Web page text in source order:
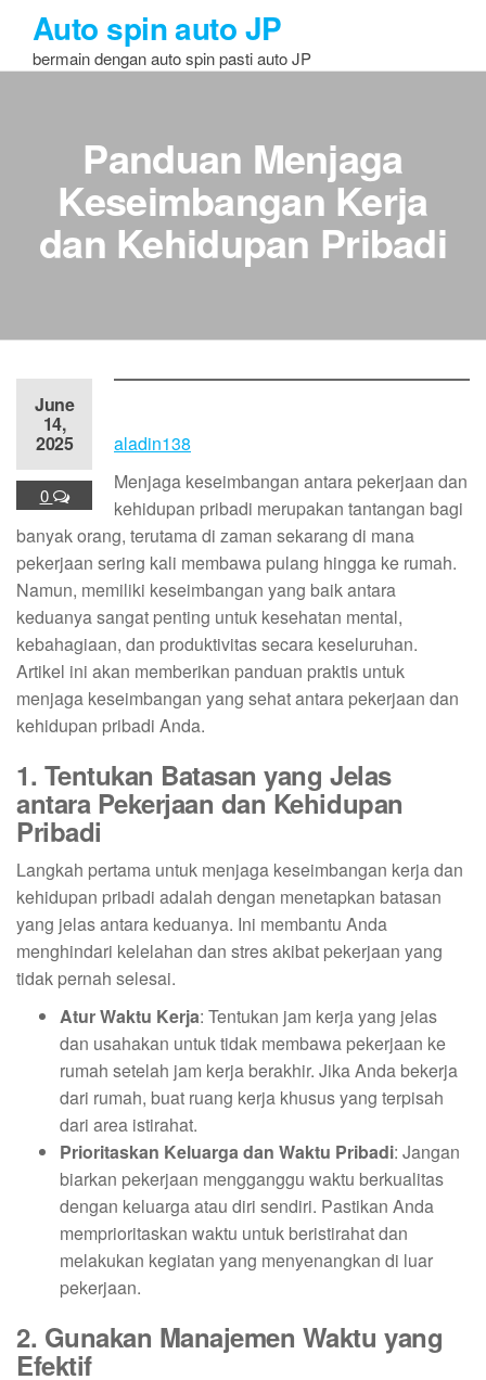
the
Auto spin auto JP
bermain dengan auto spin pasti auto JP
Panduan Menjaga
Keseimbangan Kerja
dan Kehidupan Pribadi
June
14,
2025
0
aladin138
Menjaga keseimbangan antara pekerjaan dan
kehidupan pribadi merupakan tantangan bagi
banyak orang, terutama di zaman sekarang di mana
pekerjaan sering kali membawa pulang hingga ke rumah.
Namun, memiliki keseimbangan yang baik antara
keduanya sangat penting untuk kesehatan mental,
kebahagiaan, dan produktivitas secara keseluruhan.
Artikel ini akan memberikan panduan praktis untuk
menjaga keseimbangan yang sehat antara pekerjaan dan
kehidupan pribadi Anda.
1. Tentukan Batasan yang Jelas
antara Pekerjaan dan Kehidupan
Pribadi
Langkah pertama untuk menjaga keseimbangan kerja dan
kehidupan pribadi adalah dengan menetapkan batasan
yang jelas antara keduanya. Ini membantu Anda
menghindari kelelahan dan stres akibat pekerjaan yang
tidak pernah selesai.
Atur Waktu Kerja: Tentukan jam kerja yang jelas
dan usahakan untuk tidak membawa pekerjaan ke
rumah setelah jam kerja berakhir. Jika Anda bekerja
dari rumah, buat ruang kerja khusus yang terpisah
dari area istirahat.
Prioritaskan Keluarga dan Waktu Pribadi: Jangan
biarkan pekerjaan mengganggu waktu berkualitas
dengan keluarga atau diri sendiri. Pastikan Anda
memprioritaskan waktu untuk beristirahat dan
melakukan kegiatan yang menyenangkan di luar
pekerjaan.
2. Gunakan Manajemen Waktu yang
Efektif